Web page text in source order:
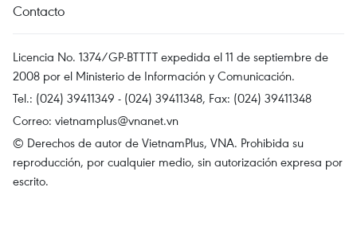
Contacto
Licencia No. 1374/GP-BTTTT expedida el 11 de septiembre de
2008 por el Ministerio de Información y Comunicación.
Tel.: (024) 39411349 - (024) 39411348, Fax: (024) 39411348
Correo: vietnamplus@vnanet.vn
© Derechos de autor de VietnamPlus, VNA. Prohibida su
reproducción, por cualquier medio, sin autorización expresa por
escrito.